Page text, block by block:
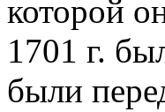
которой
1701 г.
были